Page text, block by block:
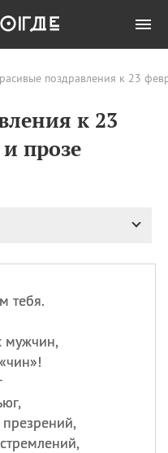
поздравления к 23
к 23
прозе
тебя.
мужчин,
презрений,
Все
День «Счастье
Happens Day)
больных
Lovers Day)
празднуют именины